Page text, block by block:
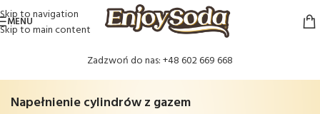
Skip to navigation
Skip to main content
MENU
Zadzwoń do nas: +48 602 669 668
Napełnienie cylindrów z gazem